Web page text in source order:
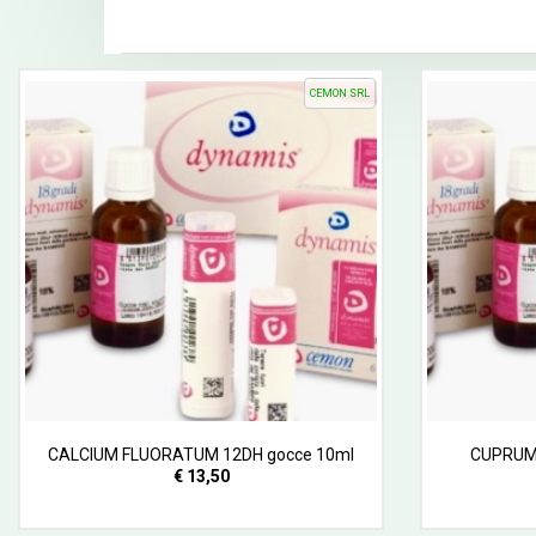
CEMON SRL
CALCIUM FLUORATUM 12DH gocce 10ml
€ 13,50